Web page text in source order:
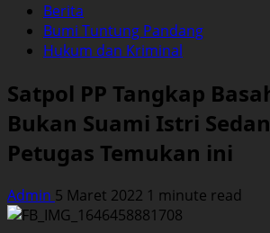
Berita
Bumi Tuntung Pandang
Hukum dan Kriminal
Satpol PP Tangkap
Bukan Suami Istri
Petugas Temukan ini
Admin 5 Maret 2022 1 minute read